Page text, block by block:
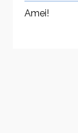
Amei!